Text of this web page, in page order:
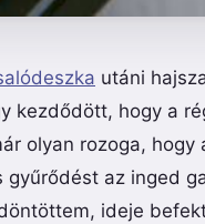
utáni
kezdődött, hogy a
olyan rozoga,
az inged
ideje